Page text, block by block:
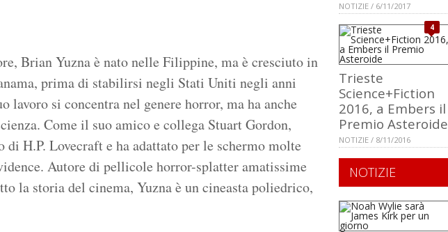
Brian Yuzna è nato nelle Filippine, ma è cresciuto in
prima di stabilirsi negli Stati Uniti negli anni
lavoro si concentra nel genere horror, ma ha anche
Come il suo amico e collega Stuart Gordon,
di H.P. Lovecraft e ha adattato per le schermo molte
Autore di pellicole horror-splatter amatissime
la storia del cinema, Yuzna è un cineasta poliedrico,
NOTIZIE / 6/11/2017
4
Trieste
Science+Fiction
2016, a Embers il
Premio Asteroide
NOTIZIE / 8/11/2016
NOTIZIE